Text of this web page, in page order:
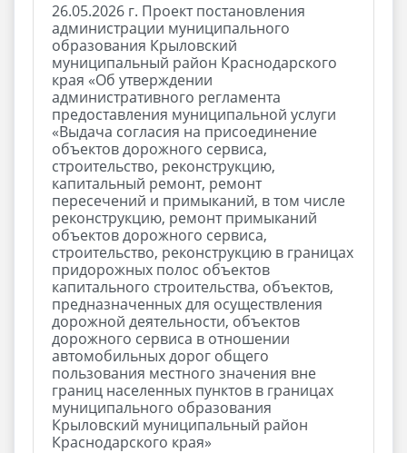
26.05.2026 г. Проект постановления
администрации муниципального
образования Крыловский
муниципальный район Краснодарского
края «Об утверждении
административного регламента
предоставления муниципальной услуги
«Выдача согласия на присоединение
объектов дорожного сервиса,
строительство, реконструкцию,
капитальный ремонт, ремонт
пересечений и примыканий, в том числе
реконструкцию, ремонт примыканий
объектов дорожного сервиса,
строительство, реконструкцию в границах
придорожных полос объектов
капитального строительства, объектов,
предназначенных для осуществления
дорожной деятельности, объектов
дорожного сервиса в отношении
автомобильных дорог общего
пользования местного значения вне
границ населенных пунктов в границах
муниципального образования
Крыловский муниципальный район
Краснодарского края»